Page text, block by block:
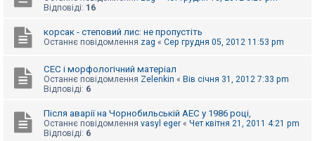
о
е
в
Відповіді: 16
корсак - степовий лис: не пропустіть
Останнє повідомлення zag « Сер грудня 05, 2012 11:53 pm
СЕС і морфологічний матеріал
Останнє повідомлення Zelenkin « Вів січня 31, 2012 7:33 pm
Відповіді: 6
Після аварії на Чорнобильській АЕС у 1986 році,
Останнє повідомлення vasyl eger « Чет квітня 21, 2011 4:21 pm
Відповіді: 6